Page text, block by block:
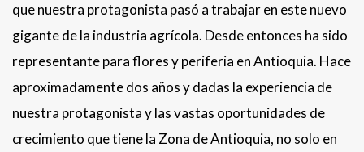
que nuestra protagonista pasó a trabajar en este nuevo
gigante de la industria agrícola. Desde entonces ha sido
representante para flores y periferia en Antioquia. Hace
aproximadamente dos años y dadas la experiencia de
nuestra protagonista y las vastas oportunidades de
crecimiento que tiene la Zona de Antioquia, no solo en